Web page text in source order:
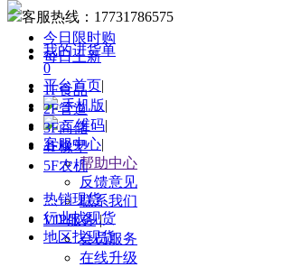
客服热线： 17731786575
我的进货单
0
平台首页|
手机版|
二维码|
客服中心|
帮助中心
反馈意见
联系我们
VIP服务 |
会员服务
在线升级
今日限时购
每日上新
1F食品
2F管道
3F商储
4F橡塑
5F农机
热销现货
行业找现货
地区找现货